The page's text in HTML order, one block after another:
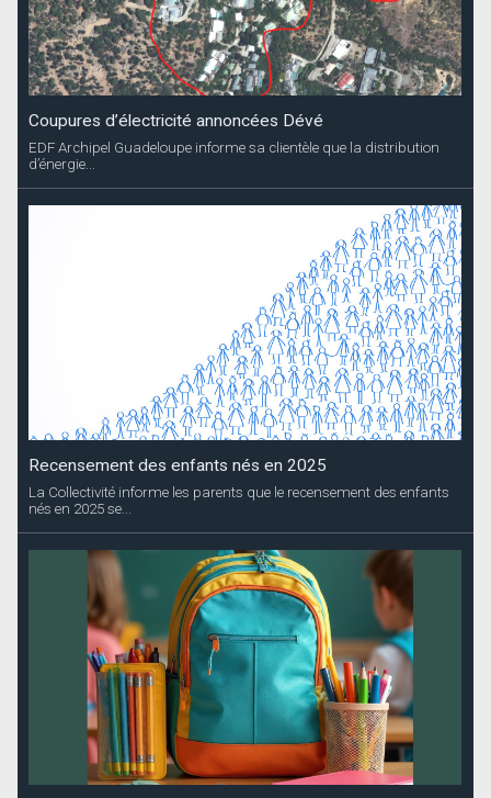
Coupures d’électricité annoncées Dévé
EDF Archipel Guadeloupe informe sa clientèle que la distribution
d’énergie...
Recensement des enfants nés en 2025
La Collectivité informe les parents que le recensement des enfants
nés en 2025 se...